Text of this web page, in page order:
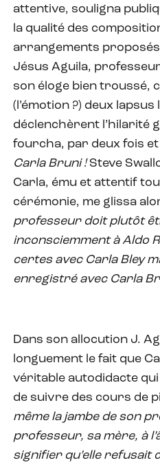
attentive, souligna
la qualité des
arrangements
Jésus Aguila,
son éloge bien troussé,
(l’émotion ?) deux lapsus
déclenchèrent l’hilarité
fourcha, par deux fois
Carla Bruni !Steve
Carla, ému et attentif
cérémonie, me glissa
professeur doit plutôt
inconsciemment à Aldo
certes avec Carla Bley
enregistré avec Carla
Dans son allocution J.
longuement le fait que
véritable autodidacte
de suivre des cours de
même la jambe de son
professeur, sa mère, à
signifier qu’elle refusait